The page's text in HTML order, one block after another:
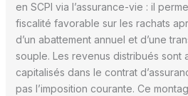
en SCPI via l’assurance-vie : il
fiscalité favorable sur les rachats
d’un abattement annuel et d’une
souple. Les revenus distribués sont
capitalisés dans le contrat
pas l’imposition courante. Ce